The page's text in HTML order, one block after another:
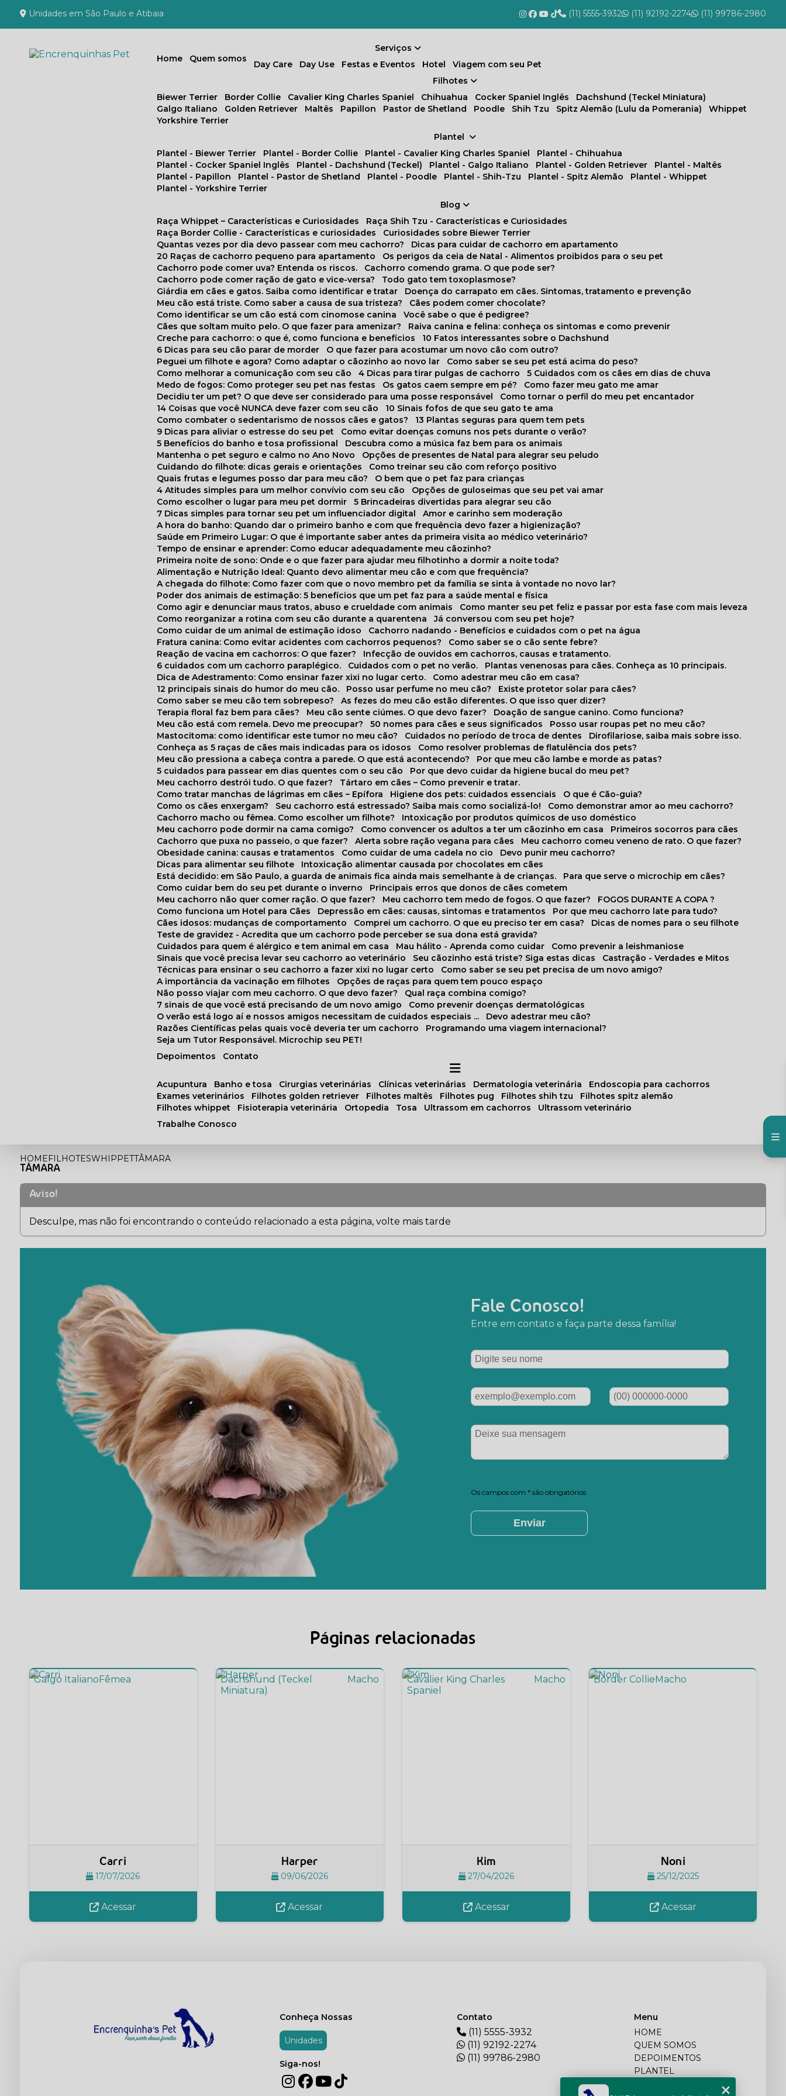
Unidades em São Paulo e Atibaia (11) 5555-3932 (11) 92192-2274 (11) 99786-2980
Home Quem somos
Depoimentos
Plantel
Plantel - Biewer Terrier
Plantel - Border Collie Plantel - Cavalier King Charles Spaniel
Plantel - Chihuahua
Plantel - Cocker Spaniel Inglês
Plantel - Dachshund (Teckel) Plantel - Galgo Italiano Plantel - Golden Retriever
Plantel - Maltês
Plantel - Papillon
Plantel - Pastor de Shetland Plantel - Poodle Plantel - Shih-Tzu Plantel - Spitz Alemão
Plantel - Whippet
Plantel - Yorkshire Terrier
Blog
Raça Whippet – Características e Curiosidades
Raça Shih Tzu - Características e Curiosidades
Raça Border Collie - Características e curiosidades
Curiosidades sobre Biewer Terrier
Quantas vezes por dia devo passear com meu cachorro?
Dicas para cuidar de cachorro em apartamento
20 Raças de cachorro pequeno para apartamento
Os perigos da ceia de Natal - Alimentos proibidos para o seu pet
Cachorro pode comer uva? Entenda os riscos.
Cachorro comendo grama. O que pode ser?
Cachorro pode comer ração de gato e vice-versa?
Todo gato tem toxoplasmose?
Giárdia em cães e gatos. Saiba como identificar e tratar
Doença do carrapato em cães. Sintomas, tratamento e prevenção
Meu cão está triste. Como saber a causa de sua tristeza?
Cães podem comer chocolate?
Como identificar se um cão está com cinomose canina
Você sabe o que é pedigree?
Cães que soltam muito pelo. O que fazer para amenizar?
Raiva canina e felina: conheça os sintomas e como prevenir
Creche para cachorro: o que é, como funciona e benefícios
10 Fatos interessantes sobre o Dachshund
6 Dicas para seu cão parar de morder
O que fazer para acostumar um novo cão com outro?
Peguei um filhote e agora? Como adaptar o cãozinho ao novo lar
Como saber se seu pet está acima do peso?
Como melhorar a comunicação com seu cão
4 Dicas para tirar pulgas de cachorro
5 Cuidados com os cães em dias de chuva
Medo de fogos: Como proteger seu pet nas festas
Os gatos caem sempre em pé?
Como fazer meu gato me amar
Decidiu ter um pet? O que deve ser considerado para uma posse responsável
Como tornar o perfil do meu pet encantador
14 Coisas que você NUNCA deve fazer com seu cão
10 Sinais fofos de que seu gato te ama
Como combater o sedentarismo de nossos cães e gatos?
13 Plantas seguras para quem tem pets
9 Dicas para aliviar o estresse do seu pet
Como evitar doenças comuns nos pets durante o verão?
5 Benefícios do banho e tosa profissional
Descubra como a música faz bem para os animais
Mantenha o pet seguro e calmo no Ano Novo
Opções de presentes de Natal para alegrar seu peludo
Cuidando do filhote: dicas gerais e orientações
Como treinar seu cão com reforço positivo
Quais frutas e legumes posso dar para meu cão?
O bem que o pet faz para crianças
4 Atitudes simples para um melhor convívio com seu cão
Opções de guloseimas que seu pet vai amar
Como escolher o lugar para meu pet dormir
5 Brincadeiras divertidas para alegrar seu cão
7 Dicas simples para tornar seu pet um influenciador digital
Amor e carinho sem moderação
A hora do banho: Quando dar o primeiro banho e com que frequência devo fazer a higienização?
Saúde em Primeiro Lugar: O que é importante saber antes da primeira visita ao médico veterinário?
Tempo de ensinar e aprender: Como educar adequadamente meu cãozinho?
Primeira noite de sono: Onde e o que fazer para ajudar meu filhotinho a dormir a noite toda?
Alimentação e Nutrição Ideal: Quanto devo alimentar meu cão e com que frequência?
A chegada do filhote: Como fazer com que o novo membro pet da família se sinta à vontade no novo lar?
Poder dos animais de estimação: 5 benefícios que um pet faz para a saúde mental e física
Como agir e denunciar maus tratos, abuso e crueldade com animais
Como manter seu pet feliz e passar por esta fase com mais leveza
Como reorganizar a rotina com seu cão durante a quarentena
Já conversou com seu pet hoje?
Como cuidar de um animal de estimação idoso
Cachorro nadando - Benefícios e cuidados com o pet na água
Fratura canina: Como evitar acidentes com cachorros pequenos?
Como saber se o cão sente febre?
Reação de vacina em cachorros: O que fazer?
Infecção de ouvidos em cachorros, causas e tratamento.
6 cuidados com um cachorro paraplégico.
Cuidados com o pet no verão.
Plantas venenosas para cães. Conheça as 10 principais.
Dica de Adestramento: Como ensinar fazer xixi no lugar certo.
Como adestrar meu cão em casa?
12 principais sinais do humor do meu cão.
Posso usar perfume no meu cão?
Existe protetor solar para cães?
Como saber se meu cão tem sobrepeso?
As fezes do meu cão estão diferentes. O que isso quer dizer?
Terapia floral faz bem para cães?
Meu cão sente ciúmes. O que devo fazer?
Doação de sangue canino. Como funciona?
Meu cão está com remela. Devo me preocupar?
50 nomes para cães e seus significados
Posso usar roupas pet no meu cão?
Mastocitoma: como identificar este tumor no meu cão?
Cuidados no período de troca de dentes
Dirofilariose, saiba mais sobre isso.
Conheça as 5 raças de cães mais indicadas para os idosos
Como resolver problemas de flatulência dos pets?
Meu cão pressiona a cabeça contra a parede. O que está acontecendo?
Por que meu cão lambe e morde as patas?
5 cuidados para passear em dias quentes com o seu cão
Por que devo cuidar da higiene bucal do meu pet?
Meu cachorro destrói tudo. O que fazer?
Tártaro em cães – Como prevenir e tratar.
Como tratar manchas de lágrimas em cães – Epífora
Higiene dos pets: cuidados essenciais
O que é Cão-guia?
Como os cães enxergam?
Seu cachorro está estressado? Saiba mais como socializá-lo!
Como demonstrar amor ao meu cachorro?
Cachorro macho ou fêmea. Como escolher um filhote?
Intoxicação por produtos químicos de uso doméstico
Meu cachorro pode dormir na cama comigo?
Como convencer os adultos a ter um cãozinho em casa
Primeiros socorros para cães
Cachorro que puxa no passeio, o que fazer?
Alerta sobre ração vegana para cães
Meu cachorro comeu veneno de rato. O que fazer?
Obesidade canina: causas e tratamentos
Como cuidar de uma cadela no cio
Devo punir meu cachorro?
Dicas para alimentar seu filhote
Intoxicação alimentar causada por chocolates em cães
Está decidido: em São Paulo, a guarda de animais fica ainda mais semelhante à de crianças.
Para que serve o microchip em cães?
Como cuidar bem do seu pet durante o inverno
Principais erros que donos de cães cometem
Meu cachorro não quer comer ração. O que fazer?
Meu cachorro tem medo de fogos. O que fazer?
FOGOS DURANTE A COPA ?
Como funciona um Hotel para Cães
Depressão em cães: causas, sintomas e tratamentos
Por que meu cachorro late para tudo?
Cães idosos: mudanças de comportamento
Comprei um cachorro. O que eu preciso ter em casa?
Dicas de nomes para o seu filhote
Teste de gravidez - Acredita que um cachorro pode perceber se sua dona está gravida?
Cuidados para quem é alérgico e tem animal em casa
Mau hálito - Aprenda como cuidar
Como prevenir a leishmaniose
Sinais que você precisa levar seu cachorro ao veterinário
Seu cãozinho está triste? Siga estas dicas
Castração - Verdades e Mitos
Técnicas para ensinar o seu cachorro a fazer xixi no lugar certo
Como saber se seu pet precisa de um novo amigo?
A importância da vacinação em filhotes
Opções de raças para quem tem pouco espaço
Não posso viajar com meu cachorro. O que devo fazer?
Qual raça combina comigo?
7 sinais de que você está precisando de um novo amigo
Como prevenir doenças dermatológicas
O verão está logo aí e nossos amigos necessitam de cuidados especiais ...
Devo adestrar meu cão?
Razões Científicas pelas quais você deveria ter um cachorro
Programando uma viagem internacional?
Seja um Tutor Responsável. Microchip seu PET!
Serviços
Day Care
Day Use Festas e Eventos Hotel
Viagem com seu Pet
Filhotes
Biewer Terrier
Border Collie Cavalier King Charles Spaniel Chihuahua Cocker Spaniel Inglês
Dachshund (Teckel Miniatura)
Galgo Italiano
Golden Retriever Maltês Papillon Pastor de Shetland Poodle Shih Tzu Spitz Alemão (Lulu da Pomerania)
Whippet
Yorkshire Terrier
Contato
acupuntura banho e tosa cirurgias veterinárias clínicas veterinárias dermatologia veterinária
endoscopia para cachorros
exames veterinários
filhotes golden retriever filhotes maltês filhotes pug filhotes shih tzu
filhotes spitz alemão
filhotes whippet
fisioterapia veterinária ortopedia tosa ultrassom em cachorros
ultrassom veterinário
Trabalhe Conosco
HOMEFILHOTESWHIPPETTÂMARA
TÂMARA
Aviso!
Desculpe, mas não foi encontrando o conteúdo relacionado a esta página, volte mais tarde
Fale Conosco!
Entre em contato e faça parte dessa família!
Os campos com * são obrigatórios
Páginas relacionadas
Carri
17/07/2026
Galgo ItalianoFêmea
Acessar
Harper
09/06/2026
Dachshund (Teckel
Miniatura)
Macho
Acessar
Kim
27/04/2026
Cavalier King Charles
Spaniel
Macho
Acessar
Noni
25/12/2025
Border CollieMacho
Acessar
Conheça Nossas
Unidades
Siga-nos!
Contato
(11) 5555-3932
(11) 92192-2274
(11) 99786-2980
Menu
HOME
QUEM SOMOS
DEPOIMENTOS
PLANTEL